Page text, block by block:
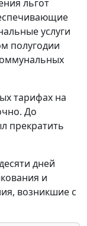
льгот
услуги
полугодии
тарифах на
До
прекратить
дней
и
возникшие с